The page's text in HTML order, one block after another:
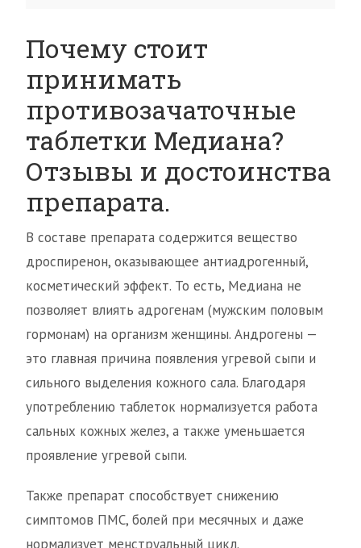
Почему стоит
принимать
противозачаточные
таблетки Медиана?
Отзывы и достоинства
препарата.
В составе препарата содержится вещество
дроспиренон, оказывающее антиадрогенный,
косметический эффект. То есть, Медиана не
позволяет влиять адрогенам (мужским половым
гормонам) на организм женщины. Андрогены —
это главная причина появления угревой сыпи и
сильного выделения кожного сала. Благодаря
употреблению таблеток нормализуется работа
сальных кожных желез, а также уменьшается
проявление угревой сыпи.
Также препарат способствует снижению
симптомов ПМС, болей при месячных и даже
нормализует менструальный цикл.